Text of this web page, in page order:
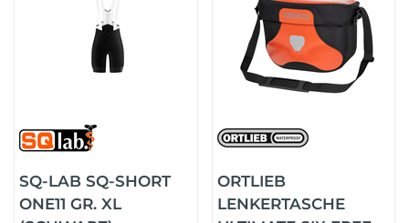
SQ-LAB SQ-SHORT
ONE11 GR. XL
ORTLIEB
LENKERTASCHE